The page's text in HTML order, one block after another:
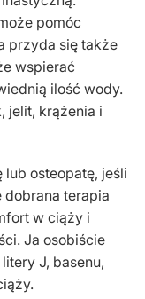
pomóc
przyda się także
wspierać
ilość wody.
jelit, krążenia i
osteopatę, jeśli
dobrana terapia
w ciąży i
Ja osobiście
J, basenu,